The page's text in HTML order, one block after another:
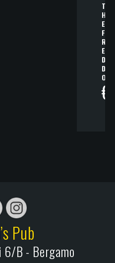
T
H
E
F
R
E
D
D
O
€
Pub
B - Bergamo